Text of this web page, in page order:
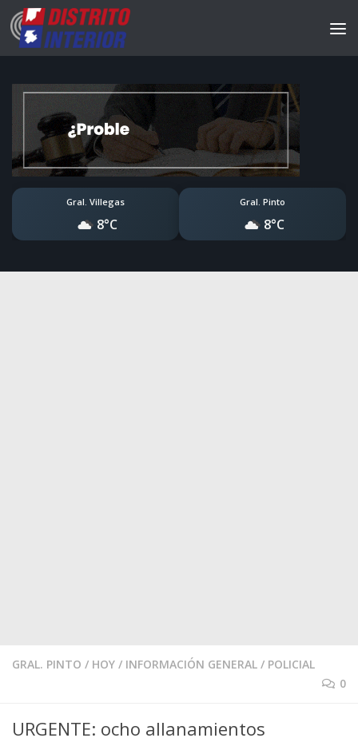
Gral. Villegas
8°C
Gral. Pinto
8°C
GRAL. PINTO / HOY / INFORMACIÓN GENERAL / POLICIAL
0
URGENTE: ocho allanamientos